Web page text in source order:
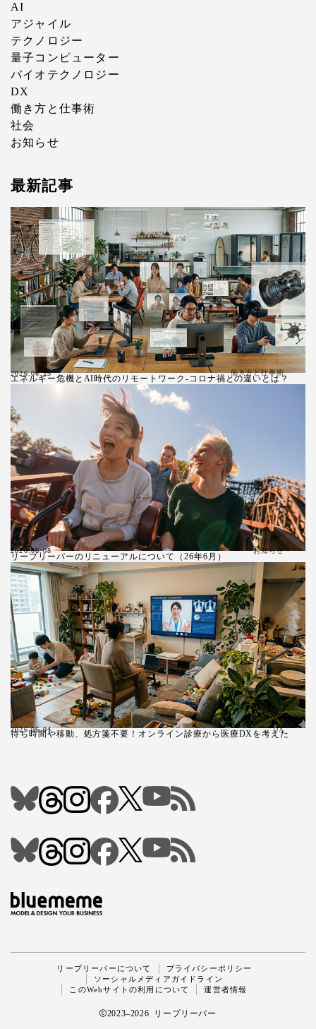
AI
アジャイル
テクノロジー
量子コンピューター
バイオテクノロジー
DX
働き方と仕事術
社会
お知らせ
最新記事
エネルギー危機とAI時代のリモートワーク-コロナ禍との違いとは？
2026.06.25 働き方と仕事術
リープリーパーのリニューアルについて（26年6月）
2026.06.08 お知らせ
待ち時間や移動、処方箋不要！オンライン診療から医療DXを考えた
2026.06.04 DX
リープリーパーについて
プライバシーポリシー
ソーシャルメディアガイドライン
このWebサイトの利用について
運営者情報
2023–2026 リープリーパー